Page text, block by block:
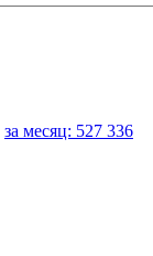
за месяц: 527 336